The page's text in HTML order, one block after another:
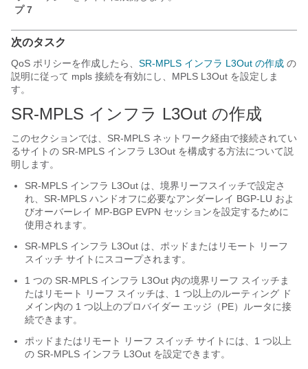
プ 7
次のタスク
QoS ポリシーを作成したら、 SR-MPLS インフラ L3Out の作成 の
説明に従って mpls 接続を有効にし、MPLS L3Out を設定しま
す。
SR-MPLS インフラ L3Out の作成
このセクションでは、SR-MPLS ネットワーク経由で接続されてい
るサイトの SR-MPLS インフラ L3Out を構成する方法について説
明します。
SR-MPLS インフラ L3Out は、境界リーフスイッチで設定さ
れ、SR-MPLS ハンドオフに必要なアンダーレイ BGP-LU およ
びオーバーレイ MP-BGP EVPN セッションを設定するために
使用されます。
SR-MPLS インフラ L3Out は、ポッドまたはリモート リーフ
スイッチ サイトにスコープされます。
1 つの SR-MPLS インフラ L3Out 内の境界リーフ スイッチま
たはリモート リーフ スイッチは、1 つ以上のルーティング ド
メイン内の 1 つ以上のプロバイダー エッジ（PE）ルータに接
続できます。
ポッドまたはリモート リーフ スイッチ サイトには、1 つ以上
の SR-MPLS インフラ L3Out を設定できます。